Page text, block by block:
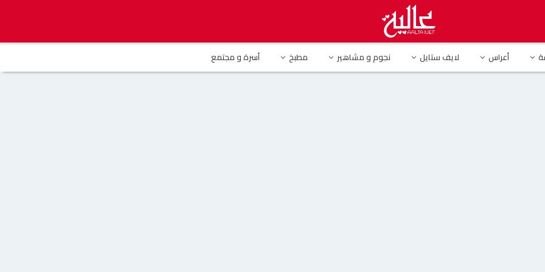
أعراس لايف ستايل نجوم و مشاهير مطبخ أسرة و مجتمع
رمضان يدخل حفل “ميدل بيست” بقناع وصدر عار ويتعرض للإنتقادات